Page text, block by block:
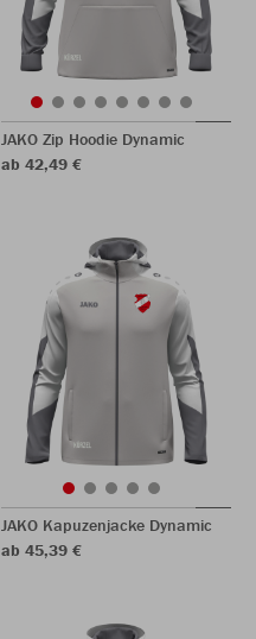
JAKO Zip Hoodie Dynamic
ab 42,49 €
JAKO Kapuzenjacke Dynamic
ab 45,39 €